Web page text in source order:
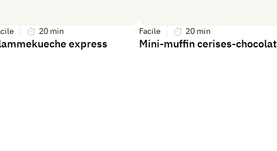
20 min
express
Facile 20 min
Mini-muffin cerises-chocolat